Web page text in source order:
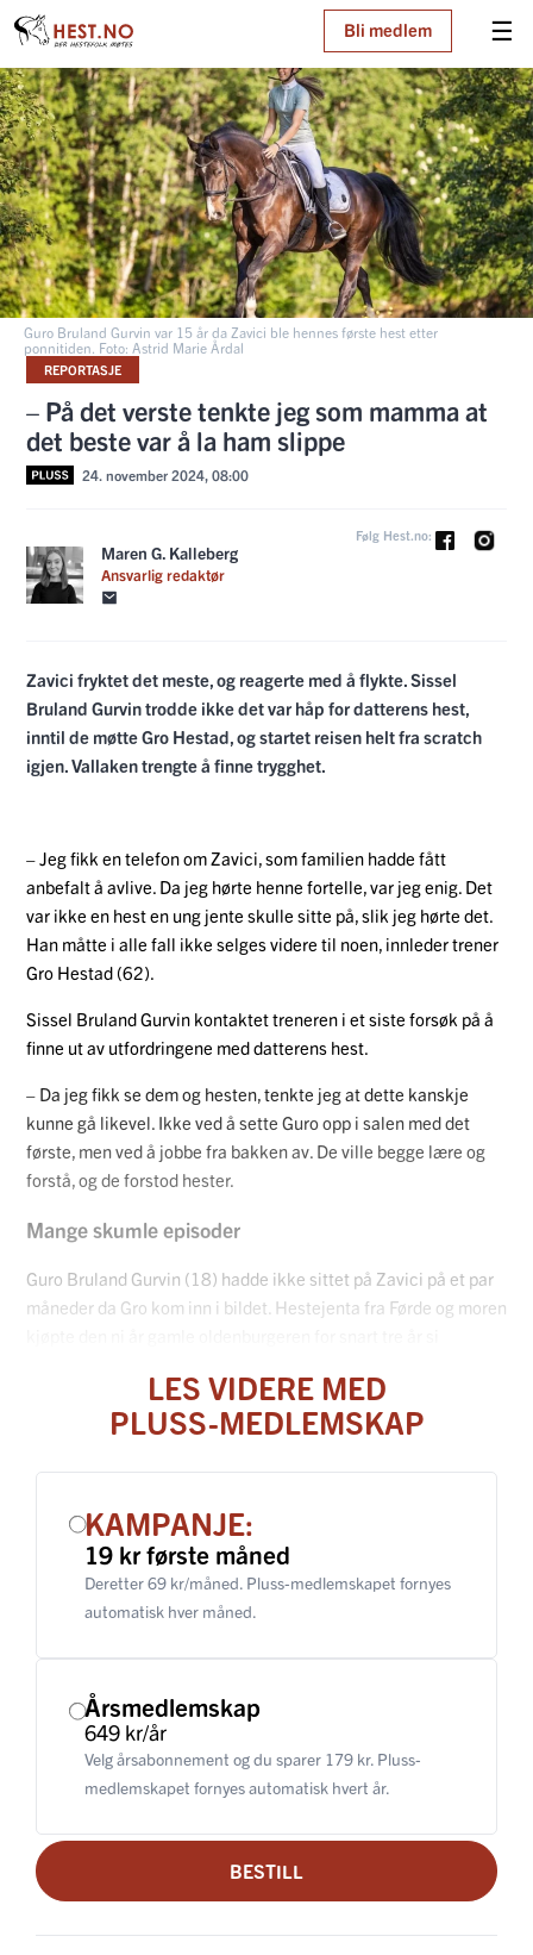
☰
Bli medlem
Guro Bruland Gurvin var 15 år da Zavici ble hennes første hest etter
ponnitiden. Foto: Astrid Marie Årdal
REPORTASJE
– På det verste tenkte jeg som mamma at
det beste var å la ham slippe
24. november 2024, 08:00
Maren G. Kalleberg
Ansvarlig redaktør
Følg Hest.no:
Zavici fryktet det meste, og reagerte med å flykte. Sissel
Bruland Gurvin trodde ikke det var håp for datterens hest,
inntil de møtte Gro Hestad, og startet reisen helt fra scratch
igjen. Vallaken trengte å finne trygghet.
– Jeg fikk en telefon om Zavici, som familien hadde fått
anbefalt å avlive. Da jeg hørte henne fortelle, var jeg enig. Det
var ikke en hest en ung jente skulle sitte på, slik jeg hørte det.
Han måtte i alle fall ikke selges videre til noen, innleder trener
Gro Hestad (62).
Sissel Bruland Gurvin kontaktet treneren i et siste forsøk på å
finne ut av utfordringene med datterens hest.
– Da jeg fikk se dem og hesten, tenkte jeg at dette kanskje
kunne gå likevel. Ikke ved å sette Guro opp i salen med det
første, men ved å jobbe fra bakken av. De ville begge lære og
forstå, og de forstod hester.
Mange skumle episoder
Guro Bruland Gurvin (18) hadde ikke sittet på Zavici på et par
måneder da Gro kom inn i bildet. Hestejenta fra Førde og moren
LES VIDERE MED
PLUSS-MEDLEMSKAP
KAMPANJE:
19 kr første måned
Deretter 69 kr/måned. Pluss-medlemskapet fornyes
automatisk hver måned.
Årsmedlemskap
649 kr/år
Velg årsabonnement og du sparer 179 kr. Pluss-
medlemskapet fornyes automatisk hvert år.
BESTILL